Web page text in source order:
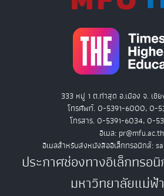
333 หมู่ 1 ต.ท่าสุด อ.เมือง จ. เชี
โทรศัพท์. 0-5391-6000, 0-
โทรสาร. 0-5391-6034, 0-
อีเมล: pr@mfu.ac.th
อีเมลสำหรับส่งหนังสืออิเล็กทรอนิกส์:
ประกาศช่องทางอิเล็กทรอ
มหาวิทยาลัยแม่ฟ้